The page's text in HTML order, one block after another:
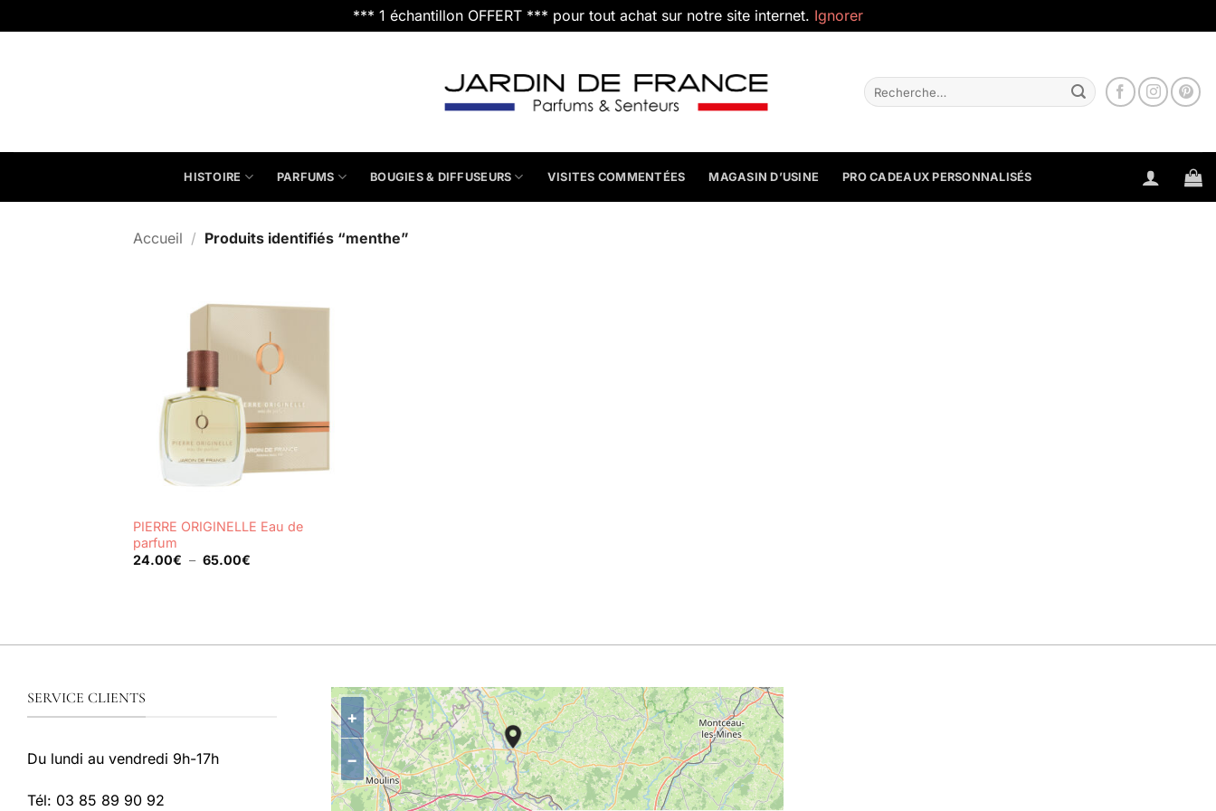
*** 1 échantillon OFFERT *** pour tout achat sur notre site internet. Ignorer
Recherche
pour :
HISTOIRE PARFUMS BOUGIES & DIFFUSEURS VISITES COMMENTÉES MAGASIN D’USINE PRO CADEAUX PERSONNALISÉS
Accueil / Produits identifiés “menthe”
PIERRE ORIGINELLE Eau de
parfum
24.00€ – 65.00€Plage
SERVICE CLIENTS
Du lundi au vendredi 9h-17h
Tél: 03 85 89 90 92
+
−